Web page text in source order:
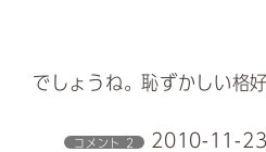
でしょうね。恥ずかしい格好
コメント 2
2010-11-23